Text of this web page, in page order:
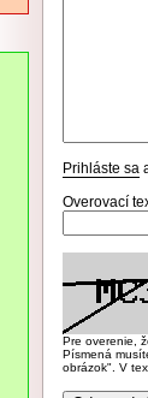
Prihláste sa
Overovací
Pre overenie,
Písmená
obrázok". V